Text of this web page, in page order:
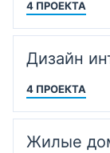
4 ПРОЕКТА
Дизайн
4 ПРОЕКТА
Жилые